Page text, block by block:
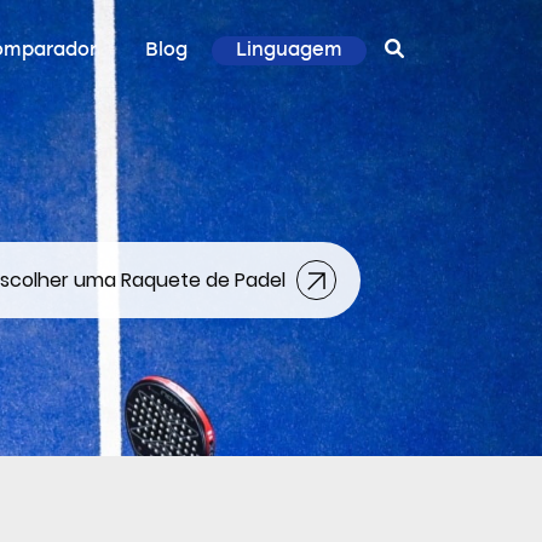
Blog Linguagem
uma Raquete de Padel